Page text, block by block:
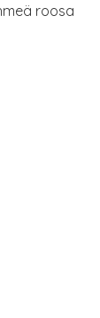
roosa